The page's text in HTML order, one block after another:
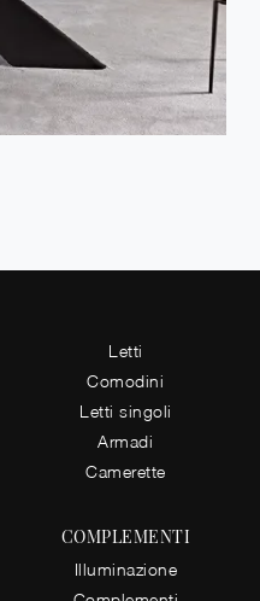
Letti
Comodini
Letti singoli
Armadi
Camerette
COMPLEMENTI
Illuminazione